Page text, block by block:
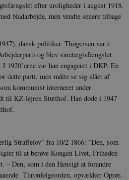
efter uroligheder i august 1918.
bladarbejde, men vendte senere tilbage
dansk politiker. Thøgersen var i
og blev varetægtsfængslet
1920’erne var han engageret i DKP. En
dette parti, men måtte se sig slået af
kommunist interneret under
til KZ-lejren Stutthof. Han døde i 1947
Straffelov” fra 10/2 1866: ”Den, som
til at berøve Kongen Livet, Friheden
– Den, som i den Hensigt at forandre
Thronfølgeorden, opvækker Oprør,